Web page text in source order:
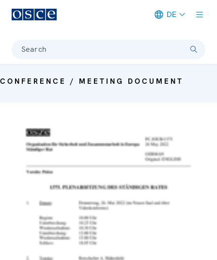
DE
Search
CONFERENCE / MEETING DOCUMENT